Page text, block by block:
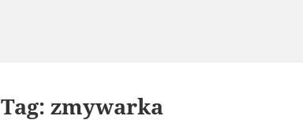
Tag:zmywarka